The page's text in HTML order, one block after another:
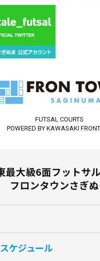
FUTSAL COURTS
POWERED BY KAWASAKI
最大級6面フットサ
フロンタウンさぎ
ケジュール